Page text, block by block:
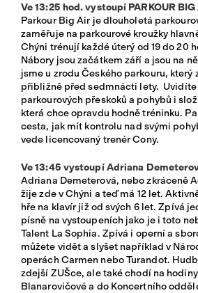
Ve 13:25 hod. vystoupí PARKOUR BIG
Parkour Big Air je dlouholetá
zaměřuje na parkourové kroužky
Chýni trénují každé úterý od 19 do 20
Nábory jsou začátkem září a jsou na
jsme u zrodu Českého parkouru,
přibližně před sedmnácti lety. Uvidíte
parkourových přeskoků a pohybů i
která chce opravdu hodně tréninku.
cesta, jak mít kontrolu nad svými
vede licencovaný trenér Cony.
Ve 13:45 vystoupí Adriana
Adriana Demeterová, nebo zkráceně
žije zde v Chýni a teď má 12 let.
hře na klavír již od svých 6 let. Zpívá
písně na vystoupeních jako je i toto
Talent La Sophia. Zpívá i operní a
můžete vidět a slyšet například v
operách Carmen nebo Turandot.
zdejší ZUŠce, ale také chodí na
Blanarovičové a do Koncertního